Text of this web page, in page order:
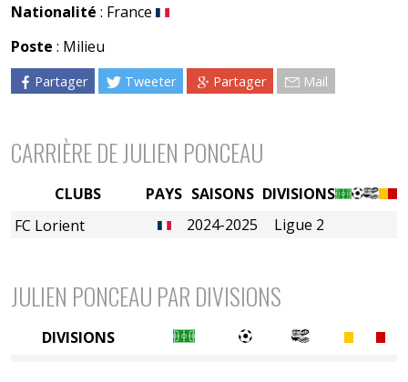
Nationalité : France
Poste : Milieu
Partager Tweeter Partager Mail
CARRIÈRE DE JULIEN PONCEAU
PAYS SAISONS DIVISIONS
2024-2025
Ligue 2
CLUBS
FC Lorient
JULIEN PONCEAU PAR DIVISIONS
DIVISIONS